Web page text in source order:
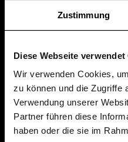
Zustimmung
Diese Webseite verwendet
Wir verwenden Cookies,
zu können und die Zugriffe
Verwendung unserer
Partner führen diese
haben oder die sie im
Nutzungsbedingungen
AKTUELLES & WISSEN
Finanzwissen
Ratgeber
News